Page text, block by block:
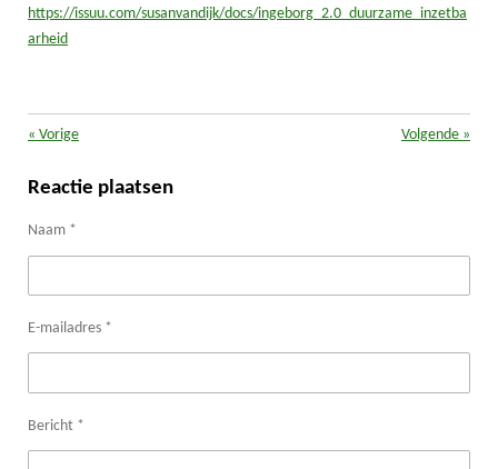
https://issuu.com/susanvandijk/docs/ingeborg_2.0_duurzame_inzetba
arheid
« Vorige Volgende »
Reactie plaatsen
Naam *
E-mailadres *
Bericht *